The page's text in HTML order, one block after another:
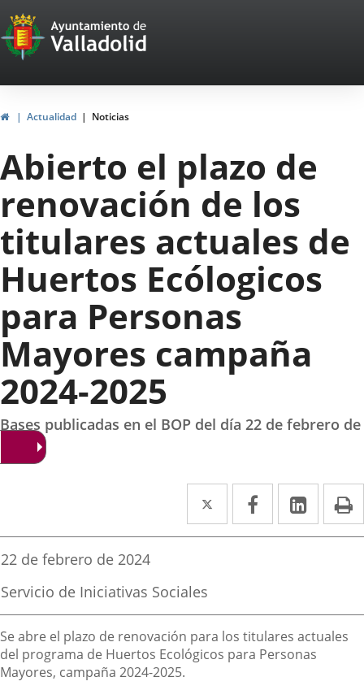
Portal
Web
del
Ayuntamiento
de
Valladolid
InicioActualidad Noticias
Abierto el plazo de
renovación de los
titulares actuales de
Huertos Ecólogicos
para Personas
Mayores campaña
2024-2025
Bases publicadas en el BOP del día 22 de febrero de
Twitter
Enlace
a
externa.
Facebook
Enlace
a
externa.
Enlace
a
Fecha
la
noticia
22 de febrero de 2024
Fuente
la
noticia
Servicio de Iniciativas Sociales
Descripción
Se abre el plazo de renovación para los titulares actuales
del programa de Huertos Ecológicos para Personas
Mayores, campaña 2024-2025.